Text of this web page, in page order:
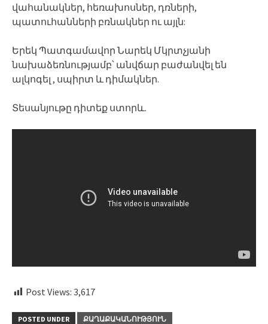
վահանակներ, հեռախոսներ, դռների,
պատուհանների բռնակներ ու այլն:
Երեկ Պատգամավոր Նարեկ Մկրտչյանի
նախաձեռնությամբ՝ անվճար բաժանվել են
ալկոգել , սպիրտ և դիմակներ.
Տեսանյութը դիտեք ստորև.
Post Views: 3,617
POSTED UNDER
ՔԱՂԱՔԱԿԱՆՈՒԹՅՈՒՆ